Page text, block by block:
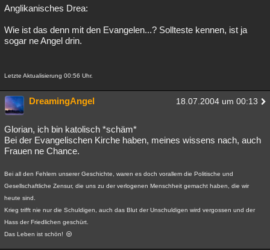
Anglikanisches Drea:
Wie ist das denn mit den Evangelen...? Sollteste kennen, ist ja
sogar ne Angel drin.
Letzte Aktualisierung 00:56 Uhr.
DreamingAngel 18.07.2004 um 00:13
Glorian, ich bin katolisch *schäm*
Bei der Evangelischen Kirche haben, meines wissens nach, auch
Frauen ne Chance.
Bei all den Fehlern unserer Geschichte, waren es doch vorallem die Politische und
Gesellschaftliche Zensur, die uns zu der verlogenen Menschheit gemacht haben, die wir
heute sind.
Krieg trifft nie nur die Schuldigen, auch das Blut der Unschuldigen wird vergossen und der
Hass der Friedlichen geschürt.
Das Leben ist schön!